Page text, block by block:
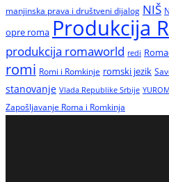
manjinska prava i društveni dijalog NIŠ
opre roma Produkcija
produkcija romaworld redi
romi Romi i Romkinje romski jezik
stanovanje Vlada Republike Srbije
Zapošljavanje Roma i Romkinja